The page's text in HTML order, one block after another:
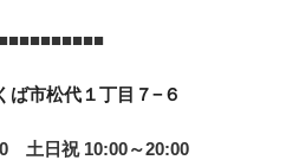
ば市松代１丁目７−６
　土日祝 10:00～20:00